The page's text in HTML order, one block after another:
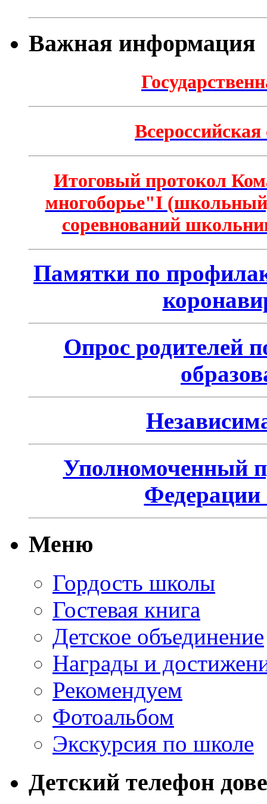
Важная информация
Итоговый протокол
многоборье"I
соревнований
Памятки по
Опрос родителей
Уполномоченный
Федерации
Меню
Гордость школы
Гостевая книга
Детское объединение
Награды и
Рекомендуем
Фотоальбом
Экскурсия по школе
Детский телефон